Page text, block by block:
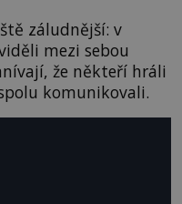
záludnější: v
mezi sebou
že někteří hráli
komunikovali.